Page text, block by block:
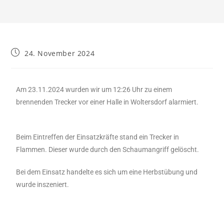
24. November 2024
Am 23.11.2024 wurden wir um 12:26 Uhr zu einem
brennenden Trecker vor einer Halle in Woltersdorf alarmiert.
Beim Eintreffen der Einsatzkräfte stand ein Trecker in
Flammen. Dieser wurde durch den Schaumangriff gelöscht.
Bei dem Einsatz handelte es sich um eine Herbstübung und
wurde inszeniert.